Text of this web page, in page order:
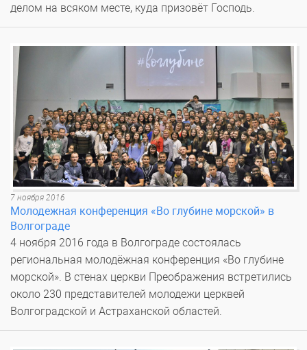
делом на всяком месте, куда призовёт Господь.
7 ноября 2016
Молодежная конференция «Во глубине морской» в
Волгограде
4 ноября 2016 года в Волгограде состоялась
региональная молодёжная конференция «Во глубине
морской». В стенах церкви Преображения встретились
около 230 представителей молодежи церквей
Волгоградской и Астраханской областей.